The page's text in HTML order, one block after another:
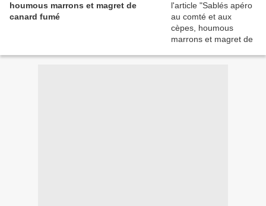
houmous marrons et magret de
canard fumé